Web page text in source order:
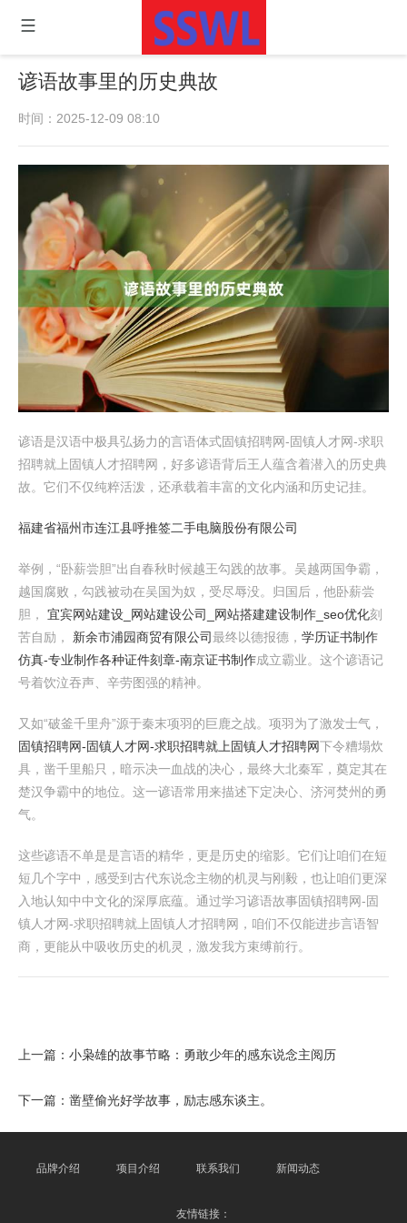
谚语故事里的历史典故
时间：2025-12-09 08:10
谚语是汉语中极具弘扬力的言语体式固镇招聘网-固镇人才网-求职
招聘就上固镇人才招聘网，好多谚语背后王人蕴含着潜入的历史典
故。它们不仅纯粹活泼，还承载着丰富的文化内涵和历史记挂。
福建省福州市连江县呼推签二手电脑股份有限公司
举例，“卧薪尝胆”出自春秋时候越王勾践的故事。吴越两国争霸，
越国腐败，勾践被动在吴国为奴，受尽辱没。归国后，他卧薪尝
胆， 宜宾网站建设_网站建设公司_网站搭建建设制作_seo优化刻
苦自励， 新余市浦园商贸有限公司最终以德报德， 学历证书制作
仿真-专业制作各种证件刻章-南京证书制作成立霸业。这个谚语记
号着饮泣吞声、辛劳图强的精神。
又如“破釜千里舟”源于秦末项羽的巨鹿之战。项羽为了激发士气，
固镇招聘网-固镇人才网-求职招聘就上固镇人才招聘网下令糟塌炊
具，凿千里船只，暗示决一血战的决心，最终大北秦军，奠定其在
楚汉争霸中的地位。这一谚语常用来描述下定决心、济河焚州的勇
气。
这些谚语不单是是言语的精华，更是历史的缩影。它们让咱们在短
短几个字中，感受到古代东说念主物的机灵与刚毅，也让咱们更深
入地认知中中文化的深厚底蕴。通过学习谚语故事固镇招聘网-固
镇人才网-求职招聘就上固镇人才招聘网，咱们不仅能进步言语智
商，更能从中吸收历史的机灵，激发我方束缚前行。
上一篇： 小枭雄的故事节略：勇敢少年的感东说念主阅历
下一篇： 凿壁偷光好学故事，励志感东谈主。
品牌介绍 项目介绍 联系我们 新闻动态
友情链接：